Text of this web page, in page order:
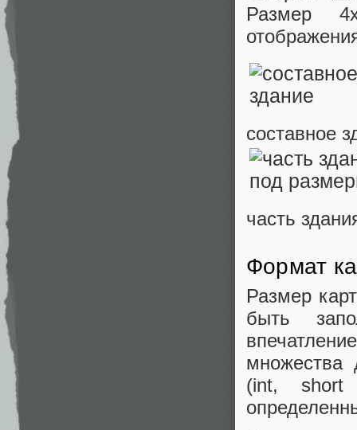
Размер
составное
часть
Формат
Размер
быть
множества
(int, short